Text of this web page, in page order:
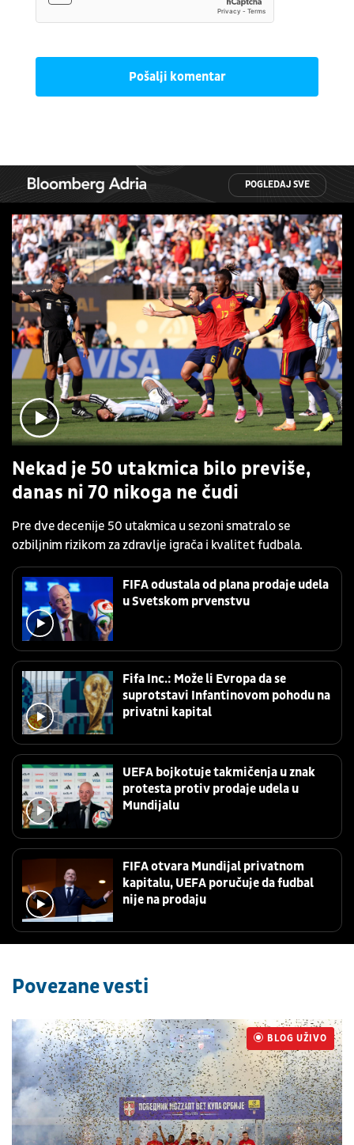
Pošalji komentar
POGLEDAJ SVE
Nekad je 50 utakmica bilo previše,
danas ni 70 nikoga ne čudi
Pre dve decenije 50 utakmica u sezoni smatralo se
ozbiljnim rizikom za zdravlje igrača i kvalitet fudbala.
FIFA odustala od plana prodaje udela
u Svetskom prvenstvu
Fifa Inc.: Može li Evropa da se
suprotstavi Infantinovom pohodu na
privatni kapital
UEFA bojkotuje takmičenja u znak
protesta protiv prodaje udela u
Mundijalu
FIFA otvara Mundijal privatnom
kapitalu, UEFA poručuje da fudbal
nije na prodaju
Povezane vesti
UŽIVO
BLOG UŽIVO